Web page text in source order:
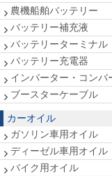
農機船舶バッテリー
バッテリー補充液
バッテリーターミナル
バッテリー充電器
インバーター・コンバ
ブースターケーブル
カーオイル
ガソリン車用オイル
ディーゼル車用オイル
バイク用オイル